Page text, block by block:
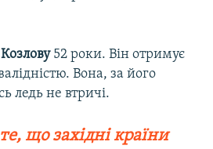
52 роки. Він отримує
Вона, за його
ледь не втричі.
що західні країни